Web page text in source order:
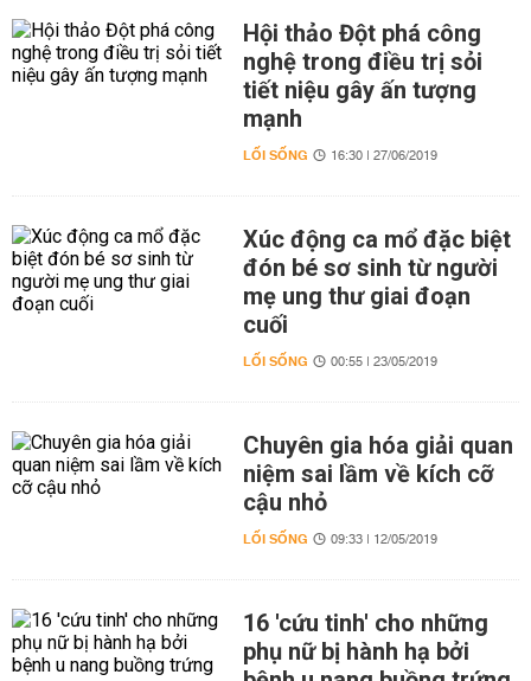
Hội thảo Đột phá công
nghệ trong điều trị sỏi
tiết niệu gây ấn tượng
mạnh
LỐI SỐNG 16:30 | 27/06/2019
Xúc động ca mổ đặc biệt
đón bé sơ sinh từ người
mẹ ung thư giai đoạn
cuối
LỐI SỐNG 00:55 | 23/05/2019
Chuyên gia hóa giải quan
niệm sai lầm về kích cỡ
cậu nhỏ
LỐI SỐNG 09:33 | 12/05/2019
16 'cứu tinh' cho những
phụ nữ bị hành hạ bởi